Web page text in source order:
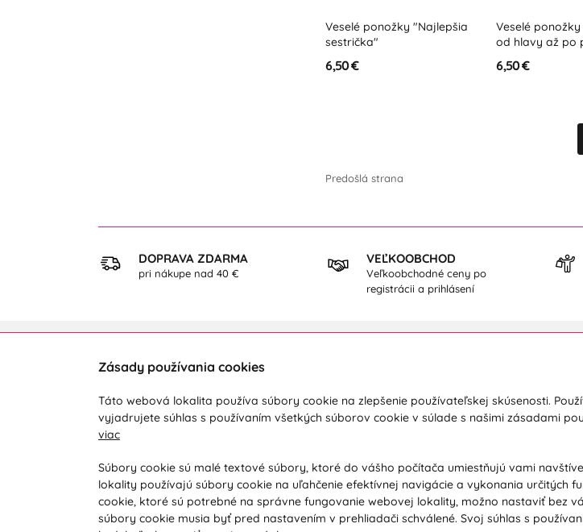
Veselé ponožky "Najlepšia
sestrička"
6,50 €
Veselé
od hlavy až po
6,50 €
Predošlá strana
DOPRAVA ZDARMA
pri nákupe nad 40 €
VEĽKOOBCHOD
Veľkoobchodné ceny po
registrácii a prihlásení
Zákaznícka podpora
Počas pracovných dní od 8:00 do 16:00
+421 919 071 612
info@vohy.sk
Doprava a platba
Obchodné podmienky
Reklamácia / Vrátenie tovaru
Reklamačný poriadok / Vrátenie tovaru
Zásady používania cookies
Táto webová lokalita používa súbory cookie na zlepšenie používateľskej skúsenosti.
vyjadrujete súhlas s používaním všetkých súborov cookie v súlade s našimi zásadami
viac
Súbory cookie sú malé textové súbory, ktoré do vášho počítača umiestňujú vami
lokality používajú súbory cookie na uľahčenie efektívnej navigácie a vykonania určitých
cookie, ktoré sú potrebné na správne fungovanie webovej lokality, možno nastaviť bez
súbory cookie musia byť pred nastavením v prehliadači schválené. Svoj súhlas s